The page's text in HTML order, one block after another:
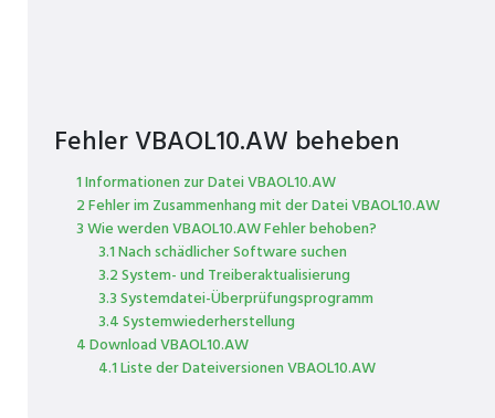
Fehler VBAOL10.AW beheben
1 Informationen zur Datei VBAOL10.AW
2 Fehler im Zusammenhang mit der Datei VBAOL10.AW
3 Wie werden VBAOL10.AW Fehler behoben?
3.1 Nach schädlicher Software suchen
3.2 System- und Treiberaktualisierung
3.3 Systemdatei-Überprüfungsprogramm
3.4 Systemwiederherstellung
4 Download VBAOL10.AW
4.1 Liste der Dateiversionen VBAOL10.AW